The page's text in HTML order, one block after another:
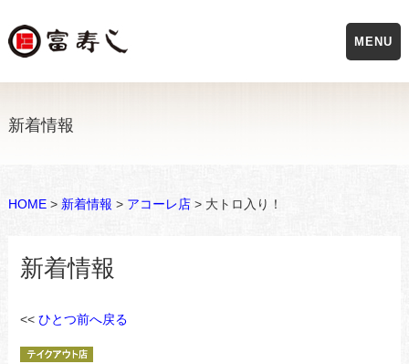
新着情報
HOME> 新着情報 > アコーレ店> 大トロ入り！
新着情報
<< ひとつ前へ戻る
MENU